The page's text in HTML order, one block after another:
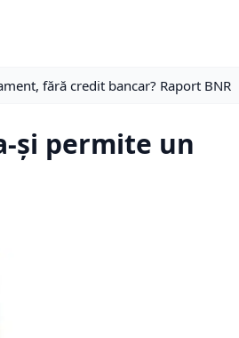
fără credit bancar? Raport BNR
și permite un